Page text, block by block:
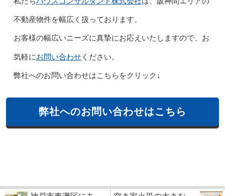
不動産物件を幅広く扱っております。
お客様の幅広いニーズに真摯にお応えいたしますので、お
気軽にお問い合わせください。
弊社へのお問い合わせはこちらをクリック↓
弊社へのお問い合わせはこちら